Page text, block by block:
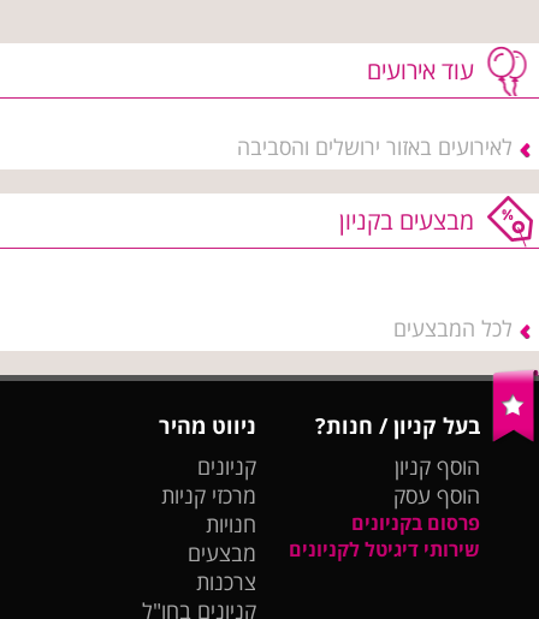
עוד אירועים
לאירועים באזור ירושלים והסביבה
מבצעים בקניון
לכל המבצעים
בעל קניון / חנות?
הוסף קניון
הוסף עסק
פרסום בקניונים
שירותי דיגיטל לקניונים
ניווט מהיר
קניונים
מרכזי קניות
חנויות
מבצעים
צרכנות
קניונים בחו"ל